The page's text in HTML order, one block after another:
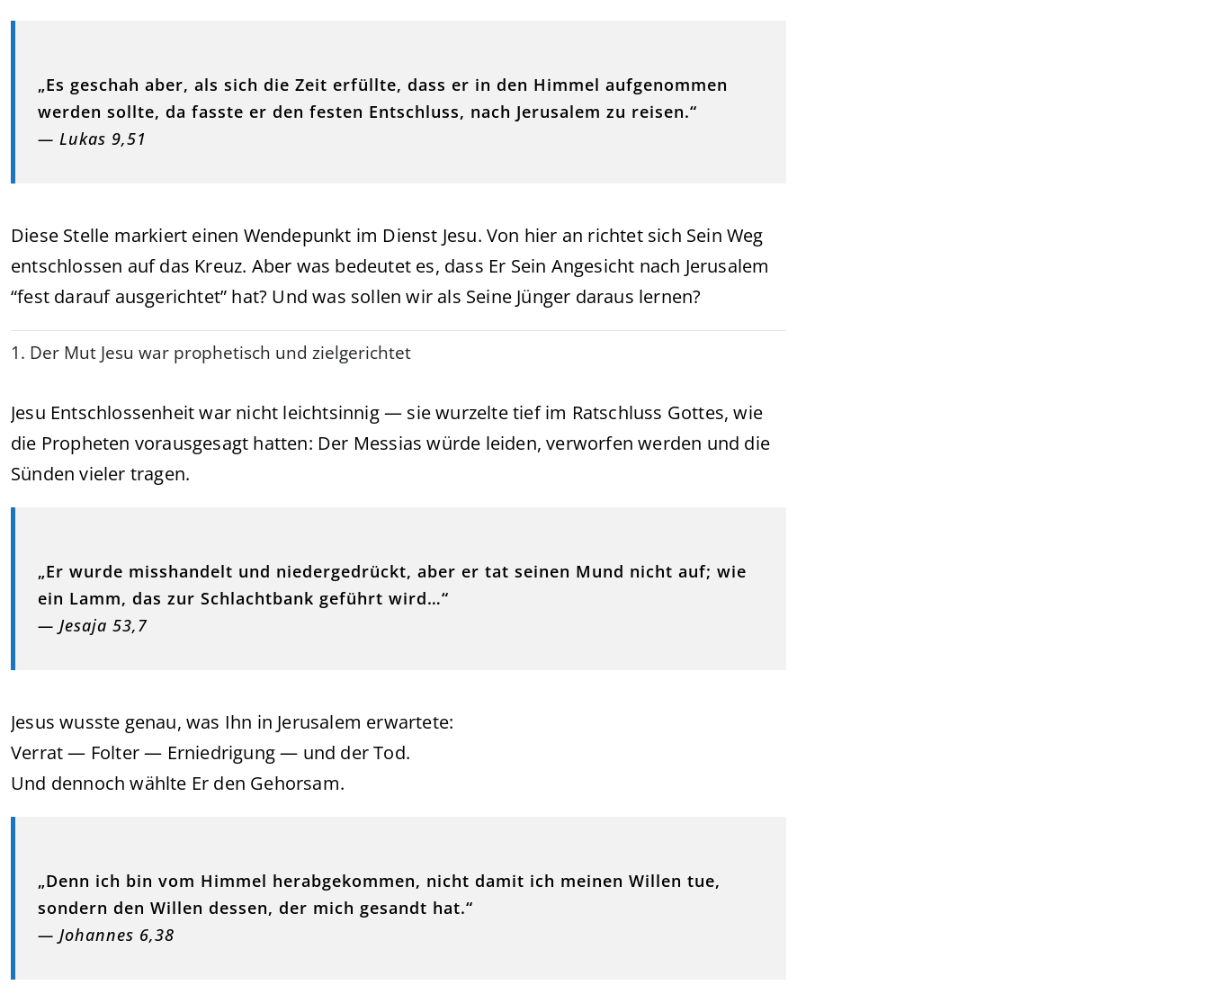
„Es geschah aber, als sich die Zeit erfüllte, dass er in den Himmel aufgenommen
werden sollte, da fasste er den festen Entschluss, nach Jerusalem zu reisen.“
— Lukas 9,51
Diese Stelle markiert einen Wendepunkt im Dienst Jesu. Von hier an richtet sich Sein Weg
entschlossen auf das Kreuz. Aber was bedeutet es, dass Er Sein Angesicht nach Jerusalem
“fest darauf ausgerichtet” hat? Und was sollen wir als Seine Jünger daraus lernen?
1. Der Mut Jesu war prophetisch und zielgerichtet
Jesu Entschlossenheit war nicht leichtsinnig — sie wurzelte tief im Ratschluss Gottes, wie
die Propheten vorausgesagt hatten: Der Messias würde leiden, verworfen werden und die
Sünden vieler tragen.
„Er wurde misshandelt und niedergedrückt, aber er tat seinen Mund nicht auf; wie
ein Lamm, das zur Schlachtbank geführt wird…“
— Jesaja 53,7
Jesus wusste genau, was Ihn in Jerusalem erwartete:
Verrat — Folter — Erniedrigung — und der Tod.
Und dennoch wählte Er den Gehorsam.
„Denn ich bin vom Himmel herabgekommen, nicht damit ich meinen Willen tue,
sondern den Willen dessen, der mich gesandt hat.“
— Johannes 6,38